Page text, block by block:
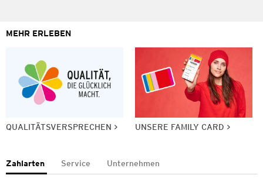
MEHR ERLEBEN
QUALITÄTSVERSPRECHEN UNSERE FAMILY CARD
Zahlarten Service Unternehmen